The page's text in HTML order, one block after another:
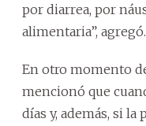
por diarrea, por
alimentaria”, agregó.
En otro momento
mencionó que
días y, además, si